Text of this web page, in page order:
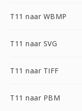
T11 naar WBMP
T11 naar SVG
T11 naar TIFF
T11 naar PBM